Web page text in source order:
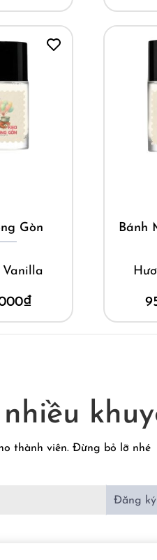
Gòn
Vanilla
₫
Bánh
thành viên. Đừng bỏ lỡ nhé
Đăng ký